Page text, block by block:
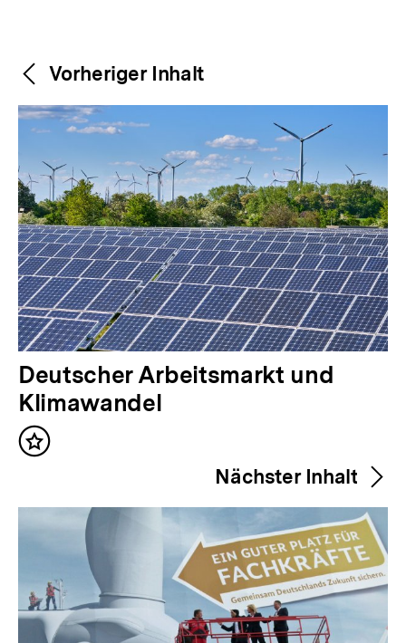
Weitere
Inhalte
Content-
Navigation
Vorheriger Inhalt
V
o
r
h
r
e
r
Deutscher Arbeitsmarkt und
Klimawandel
Inhalt
Nächster Inhalt